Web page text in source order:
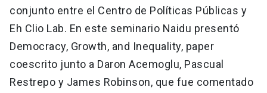
conjunto entre el Centro de Políticas Públicas y
Eh Clio Lab. En este seminario Naidu presentó
Democracy, Growth, and Inequality, paper
coescrito junto a Daron Acemoglu, Pascual
Restrepo y James Robinson, que fue comentado